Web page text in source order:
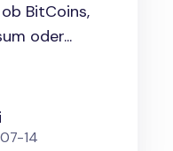
BitCoins,
oder...
14